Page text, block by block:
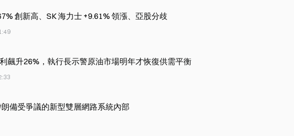
創新高、SK 海力士 +9.61% 領漲、亞股分歧
飆升26%，執行長示警原油市場明年才恢復供需平衡
朗備受爭議的新型雙層網路系統內部